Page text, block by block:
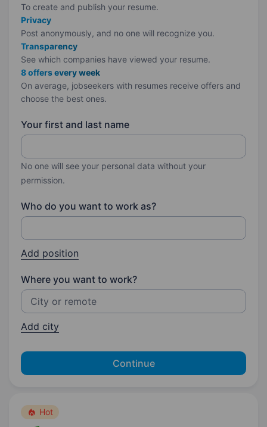
To create and publish your resume.
Privacy
Post anonymously, and no one will recognize you.
Transparency
See which companies have viewed your resume.
8 offers every week
On average, jobseekers with resumes receive offers and
choose the best ones.
Your first and last name
No one will see your personal data without your
permission.
Who do you want to work as?
Add position
Where you want to work?
Add city
Continue
Hot